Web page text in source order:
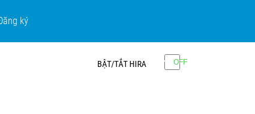
ký
BẬT/TẮT HIRA